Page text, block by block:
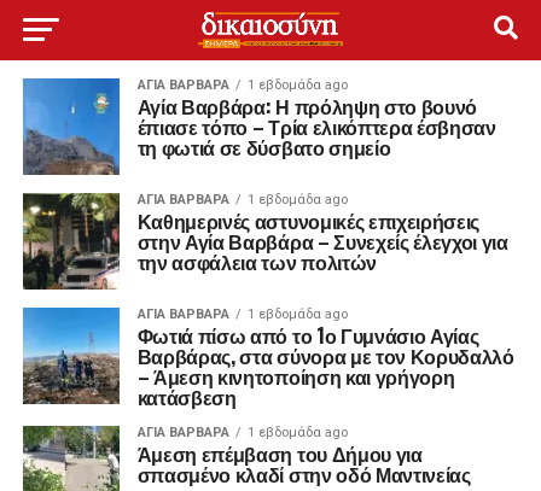
ΑΓΙΑ ΒΑΡΒΑΡΑ 1 εβδομάδα ago
Αγία Βαρβάρα: Η πρόληψη στο βουνό
έπιασε τόπο – Τρία ελικόπτερα έσβησαν
τη φωτιά σε δύσβατο σημείο
ΑΓΙΑ ΒΑΡΒΑΡΑ 1 εβδομάδα ago
Καθημερινές αστυνομικές επιχειρήσεις
στην Αγία Βαρβάρα – Συνεχείς έλεγχοι για
την ασφάλεια των πολιτών
ΑΓΙΑ ΒΑΡΒΑΡΑ 1 εβδομάδα ago
Φωτιά πίσω από το 1ο Γυμνάσιο Αγίας
Βαρβάρας, στα σύνορα με τον Κορυδαλλό
– Άμεση κινητοποίηση και γρήγορη
κατάσβεση
ΑΓΙΑ ΒΑΡΒΑΡΑ 1 εβδομάδα ago
Άμεση επέμβαση του Δήμου για
σπασμένο κλαδί στην οδό Μαντινείας